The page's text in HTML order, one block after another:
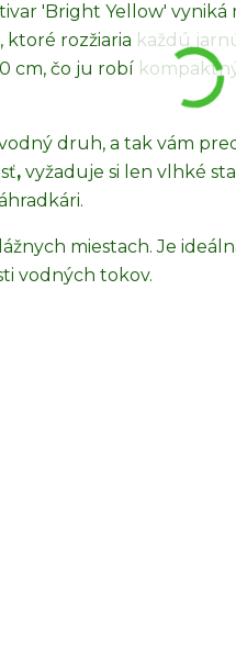
'Bright Yellow' vyniká
ktoré rozžiaria každú
cm, čo ju robí
druh, a tak vám
, vyžaduje si len vlhké
miestach. Je
vodných tokov.